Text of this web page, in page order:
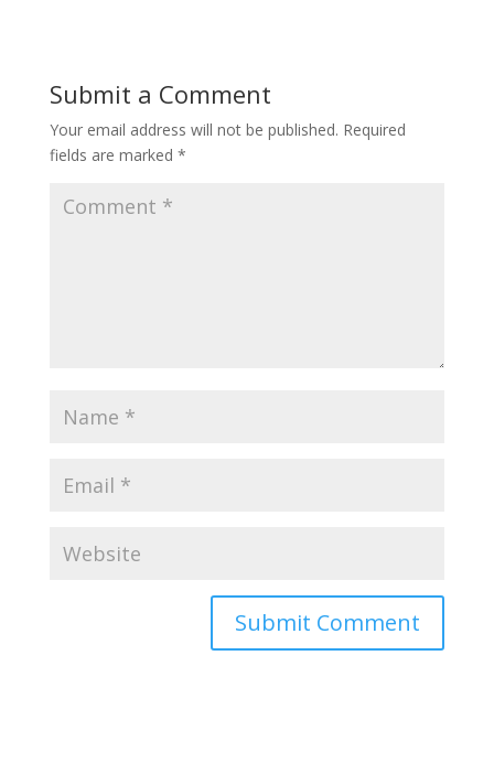
Submit a Comment
Your email address will not be published. Required
fields are marked *